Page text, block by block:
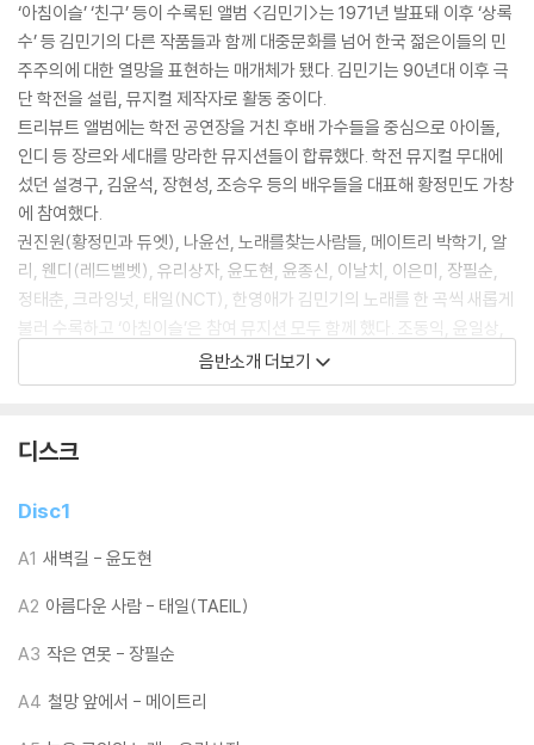
‘아침이슬’ ‘친구’ 등이 수록된 앨범 <김민기>는 1971년 발표돼 이후 ‘상록
수’ 등 김민기의 다른 작품들과 함께 대중문화를 넘어 한국 젊은이들의 민
주주의에 대한 열망을 표현하는 매개체가 됐다. 김민기는 90년대 이후 극
단 학전을 설립, 뮤지컬 제작자로 활동 중이다.
트리뷰트 앨범에는 학전 공연장을 거친 후배 가수들을 중심으로 아이돌,
인디 등 장르와 세대를 망라한 뮤지션들이 합류했다. 학전 뮤지컬 무대에
섰던 설경구, 김윤석, 장현성, 조승우 등의 배우들을 대표해 황정민도 가창
에 참여했다.
권진원(황정민과 듀엣), 나윤선, 노래를찾는사람들, 메이트리 박학기, 알
리, 웬디(레드벨벳), 유리상자, 윤도현, 윤종신, 이날치, 이은미, 장필순,
정태춘, 크라잉넛, 태일(NCT), 한영애가 김민기의 노래를 한 곡씩 새롭게
불러 수록하고 ‘아침이슬’은 참여 뮤지션 모두 함께 했다. 조동익, 윤일상,
박인영(스트링) 등 시대를 빛낸 뮤지션들이 편곡을 맡았다.
이번 트리뷰트 앨범은 한국대중음악상 선정위원장이자 성공회대 교수인
감독), 그리고 미술평론가이자 국립현대미술관 학예실장 김준기가 중심이
원 아래 추진하는 헌정 사업의 일환이다.
* 180g 고음질 블랙 12인치 2LP (프랑스 프레스)
LP 구매시 참고 사항 안내드립니다.
※ 재킷/구성품/포장 상태
음반소개 더보기
디스크
Disc1
A1 새벽길 - 윤도현
A2 아름다운 사람 - 태일(TAEIL)
A3 작은 연못 - 장필순
A4 철망 앞에서 - 메이트리